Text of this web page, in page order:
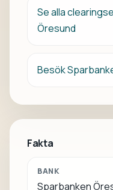
Se alla
Öresund
Besök
Fakta
BANK
Sparbanken